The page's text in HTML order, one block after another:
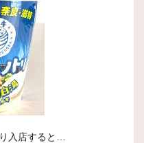
入店すると…